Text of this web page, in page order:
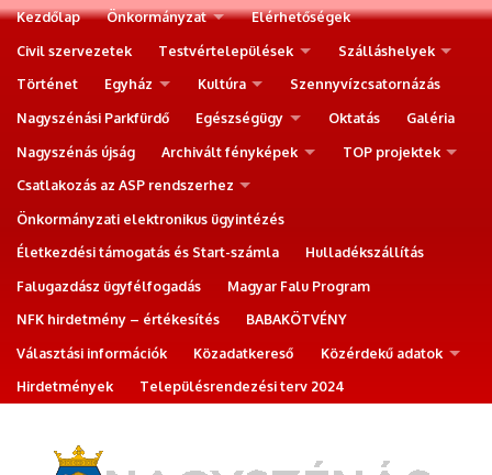
Kezdőlap Önkormányzat
Elérhetőségek
Civil szervezetek
Testvértelepülések
Szálláshelyek
Történet
Egyház Kultúra
Szennyvízcsatornázás
Nagyszénási Parkfürdő
Egészségügy Oktatás
Galéria
Nagyszénás újság
Archivált fényképek
TOP projektek
Csatlakozás az ASP rendszerhez
Önkormányzati elektronikus ügyintézés
Életkezdési támogatás és Start-számla
Hulladékszállítás
Falugazdász ügyfélfogadás
Magyar Falu Program
NFK hirdetmény – értékesítés
BABAKÖTVÉNY
Választási információk
Közadatkereső
Közérdekű adatok
Hirdetmények
Településrendezési terv 2024